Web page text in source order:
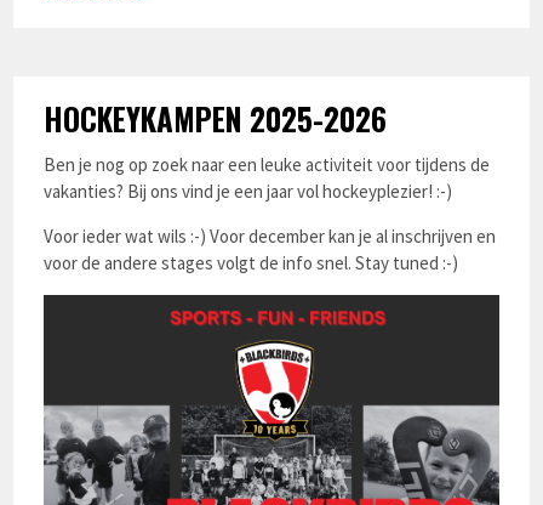
HOCKEYKAMPEN 2025-2026
Ben je nog op zoek naar een leuke activiteit voor tijdens de
vakanties? Bij ons vind je een jaar vol hockeyplezier! :-)
Voor ieder wat wils :-) Voor december kan je al inschrijven en
voor de andere stages volgt de info snel. Stay tuned :-)